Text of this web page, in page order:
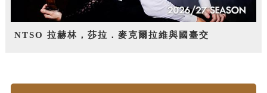
NTSO 拉赫林，莎拉．麥克爾拉維與國臺交